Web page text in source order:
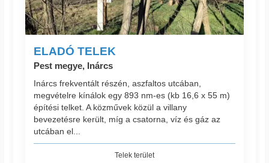
ELADÓ TELEK
Pest megye, Inárcs
Inárcs frekventált részén, aszfaltos utcában,
megvételre kínálok egy 893 nm-es (kb 16,6 x 55 m)
építési telket. A közművek közül a villany
bevezetésre került, míg a csatorna, víz és gáz az
utcában el...
Telek terület